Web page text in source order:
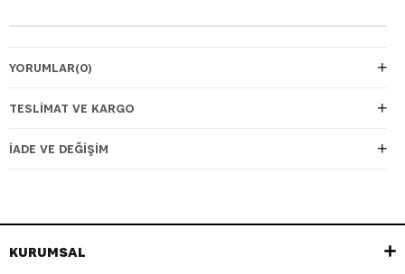
YORUMLAR(0)
TESLIMAT VE KARGO
İADE VE DEĞIŞIM
KURUMSAL